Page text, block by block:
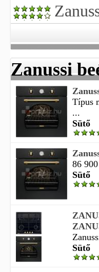
Zanussi
Típus
...
Sütő
86
Sütő
Sütő